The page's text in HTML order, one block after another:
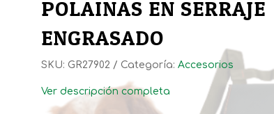
POLAINAS EN SERRAJE
ENGRASADO
SKU: GR27902 Categoría: Accesorios
Ver descripción completa